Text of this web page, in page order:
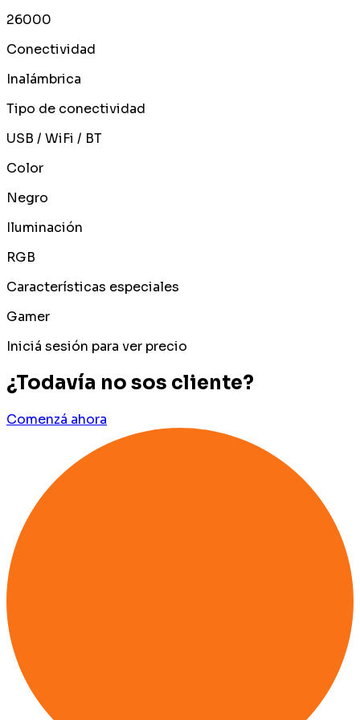
26000
Conectividad
Inalámbrica
Tipo de conectividad
USB / WiFi / BT
Color
Negro
Iluminación
RGB
Características especiales
Gamer
Iniciá sesión para ver precio
¿Todavía no sos cliente?
Comenzá ahora